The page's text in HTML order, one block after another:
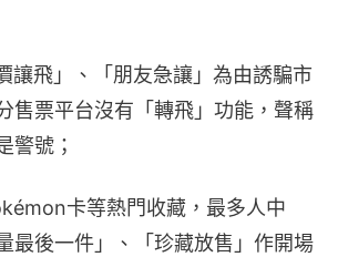
讓飛」、「朋友急讓」為由誘騙市
售票平台沒有「轉飛」功能，聲稱
警號；
卡等熱門收藏，最多人中
最後一件」、「珍藏放售」作開場